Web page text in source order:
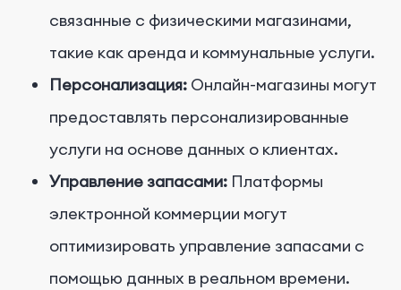
связанные с физическими магазинами,
такие как аренда и коммунальные услуги.
Персонализация: Онлайн-магазины могут
предоставлять персонализированные
услуги на основе данных о клиентах.
Управление запасами: Платформы
электронной коммерции могут
оптимизировать управление запасами с
помощью данных в реальном времени.